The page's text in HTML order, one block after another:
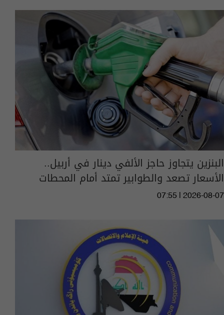
البنزين يتجاوز حاجز الألفي دينار في أربيل..
الأسعار تصعد والطوابير تمتد أمام المحطات
07:55 | 2026-08-07